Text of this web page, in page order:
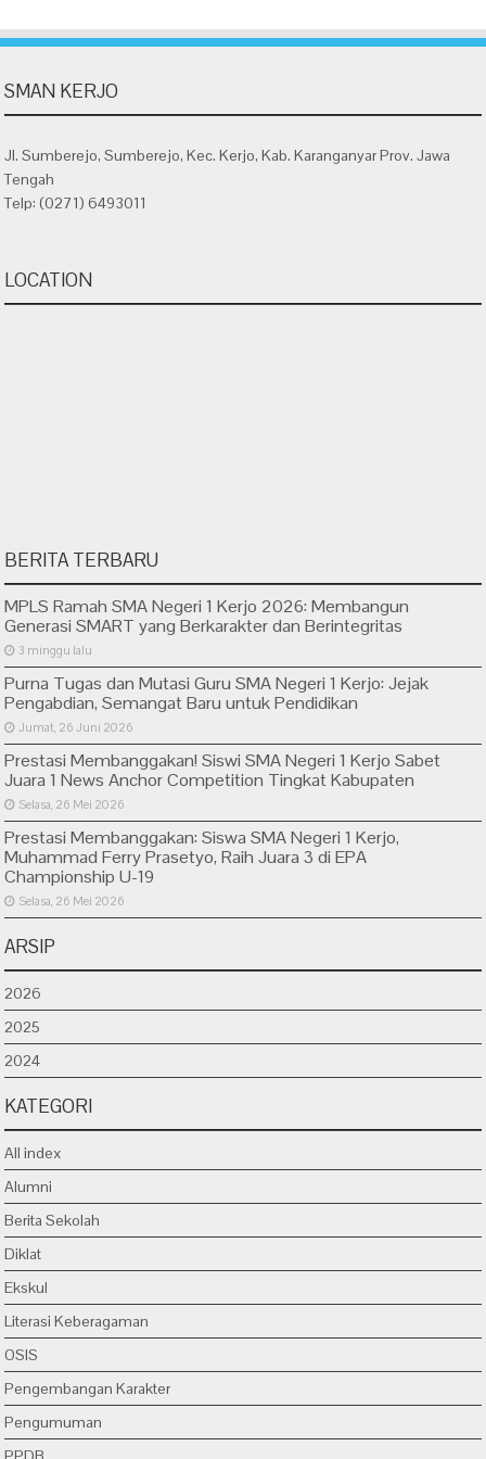
SMAN KERJO
Jl. Sumberejo, Sumberejo, Kec. Kerjo, Kab. Karanganyar Prov. Jawa
Tengah
Telp: (0271) 6493011
LOCATION
BERITA TERBARU
MPLS Ramah SMA Negeri 1 Kerjo 2026: Membangun
Generasi SMART yang Berkarakter dan Berintegritas
3 minggu lalu
Purna Tugas dan Mutasi Guru SMA Negeri 1 Kerjo: Jejak
Pengabdian, Semangat Baru untuk Pendidikan
Jumat, 26 Juni 2026
Prestasi Membanggakan! Siswi SMA Negeri 1 Kerjo Sabet
Juara 1 News Anchor Competition Tingkat Kabupaten
Selasa, 26 Mei 2026
Prestasi Membanggakan: Siswa SMA Negeri 1 Kerjo,
Muhammad Ferry Prasetyo, Raih Juara 3 di EPA
Championship U-19
Selasa, 26 Mei 2026
ARSIP
2026
2025
2024
KATEGORI
All index
Alumni
Berita Sekolah
Diklat
Ekskul
Literasi Keberagaman
OSIS
Pengembangan Karakter
Pengumuman